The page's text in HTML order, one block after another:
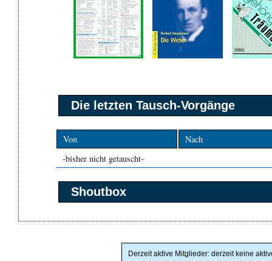
Die letzten Tausch-Vorgänge
Von
Nach
-bisher nicht getauscht-
Shoutbox
Derzeit aktive Mitglieder: derzeit keine